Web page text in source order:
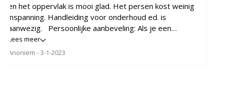
en het oppervlak is mooi glad. Het persen kost weinig
inspanning. Handleiding voor onderhoud ed. is
aanwezig. Persoonlijke aanbeveling: Als je een
dunnere tortilla wilt dan moet je niet harder drukken
maar meerdere keren, waarbij je evt. de tortilla draait.
Lees meer
Anoniem - 3-1-2023